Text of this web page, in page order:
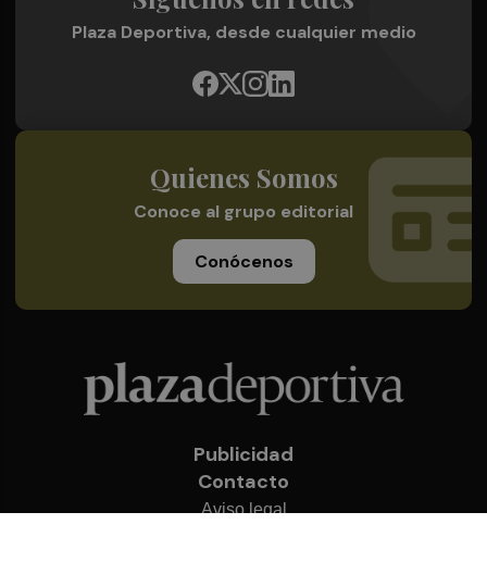
Plaza Deportiva, desde cualquier medio
Quienes Somos
Conoce al grupo editorial
Conócenos
Publicidad
Contacto
Aviso legal